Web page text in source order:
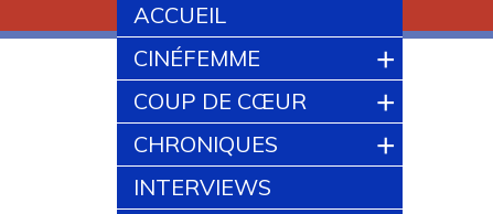
ACCUEIL
CINÉFEMME
+
COUP DE CŒUR +
CHRONIQUES +
INTERVIEWS